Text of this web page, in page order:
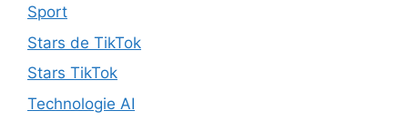
Sport
Stars de TikTok
Stars TikTok
Technologie AI